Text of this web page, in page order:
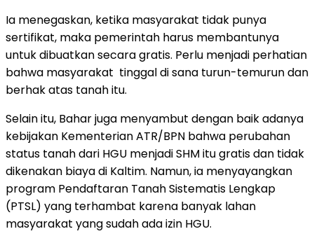
Ia menegaskan, ketika masyarakat tidak punya
sertifikat, maka pemerintah harus membantunya
untuk dibuatkan secara gratis. Perlu menjadi perhatian
bahwa masyarakat tinggal di sana turun-temurun dan
berhak atas tanah itu.
Selain itu, Bahar juga menyambut dengan baik adanya
kebijakan Kementerian ATR/BPN bahwa perubahan
status tanah dari HGU menjadi SHM itu gratis dan tidak
dikenakan biaya di Kaltim. Namun, ia menyayangkan
program Pendaftaran Tanah Sistematis Lengkap
(PTSL) yang terhambat karena banyak lahan
masyarakat yang sudah ada izin HGU.